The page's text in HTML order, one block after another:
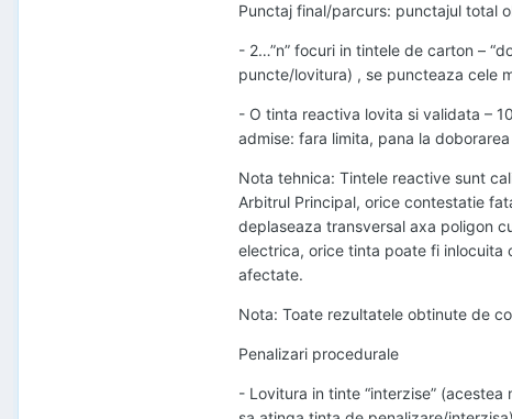
Punctaj final/parcurs: punctajul total
- 2…”n” focuri in tintele de carton –
puncte/lovitura) , se puncteaza cele
- O tinta reactiva lovita si validata –
admise: fara limita, pana la
Nota tehnica: Tintele reactive sunt
Arbitrul Principal, orice contestatie
deplaseaza transversal axa poligon
electrica, orice tinta poate fi
afectate.
Nota: Toate rezultatele obtinute de
Penalizari procedurale
- Lovitura in tinte “interzise”